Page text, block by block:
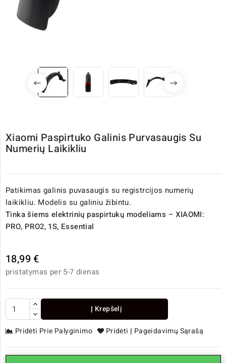
Xiaomi Paspirtuko Galinis Purvasaugis Su
Numerių Laikikliu
Patikimas galinis puvasaugis su registrcijos numerių
laikikliu. Modelis su galiniu žibintu.
Tinka šiems elektrinių paspirtukų modeliams – XIAOMI:
PRO, PRO2, 1S, Essential
18,99 €
pristatymas per 5-7 dienas
Į Krepšelį
Pridėti Prie Palyginimo Pridėti Į Pageidavimų Sąrašą